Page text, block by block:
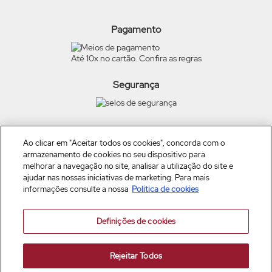
Carga Tributária
Scent Cards
Quem Disse, Berenice?
Pagamento
Até 10x no cartão. Confira as regras
Segurança
Siga a empresa nas redes
Boticário Produto de Beleza Ltda
Av. Jaguaré, 818, Galpão Módulo 21,22 e 23, São Paulo, CEP 05346-000 –
CNPJ: 11.137.051.0810-89 - Inscrição Estadual: 136.888.049.113
Ao clicar em "Aceitar todos os cookies", concorda com o
armazenamento de cookies no seu dispositivo para
melhorar a navegação no site, analisar a utilização do site e
ajudar nas nossas iniciativas de marketing. Para mais
informações consulte a nossa Politica de cookies
Definições de cookies
Rejeitar Todos